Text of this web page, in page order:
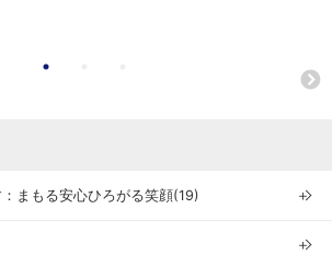
まもる安心ひろがる笑顔(19) ＋
＋